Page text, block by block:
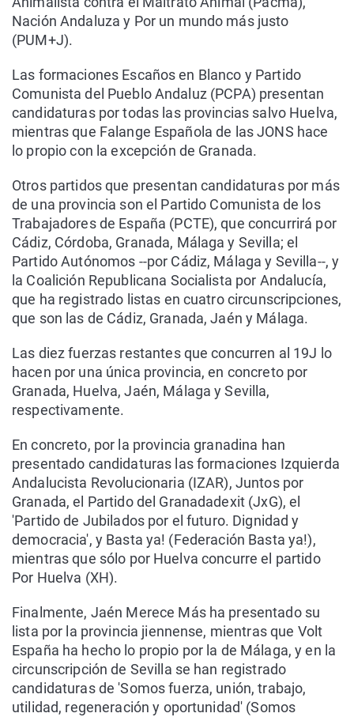
Nación Andaluza y Por un mundo más justo
(PUM+J).
Las formaciones Escaños en Blanco y Partido
Comunista del Pueblo Andaluz (PCPA) presentan
candidaturas por todas las provincias salvo Huelva,
mientras que Falange Española de las JONS hace
lo propio con la excepción de Granada.
Otros partidos que presentan candidaturas por más
de una provincia son el Partido Comunista de los
Trabajadores de España (PCTE), que concurrirá por
Cádiz, Córdoba, Granada, Málaga y Sevilla; el
Partido Autónomos --por Cádiz, Málaga y Sevilla--, y
la Coalición Republicana Socialista por Andalucía,
que ha registrado listas en cuatro circunscripciones,
que son las de Cádiz, Granada, Jaén y Málaga.
Las diez fuerzas restantes que concurren al 19J lo
hacen por una única provincia, en concreto por
Granada, Huelva, Jaén, Málaga y Sevilla,
respectivamente.
En concreto, por la provincia granadina han
presentado candidaturas las formaciones Izquierda
Andalucista Revolucionaria (IZAR), Juntos por
Granada, el Partido del Granadadexit (JxG), el
'Partido de Jubilados por el futuro. Dignidad y
democracia', y Basta ya! (Federación Basta ya!),
mientras que sólo por Huelva concurre el partido
Por Huelva (XH).
Finalmente, Jaén Merece Más ha presentado su
lista por la provincia jiennense, mientras que Volt
España ha hecho lo propio por la de Málaga, y en la
circunscripción de Sevilla se han registrado
candidaturas de 'Somos fuerza, unión, trabajo,
utilidad, regeneración y oportunidad' (Somos